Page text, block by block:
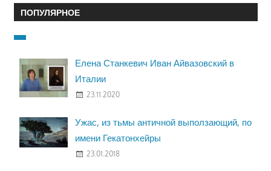
ПОПУЛЯРНОЕ
Елена Станкевич Иван Айвазовский в
Италии
23.11.2020
Ужас, из тьмы античной выползающий, по
имени Гекатонхейры
23.01.2018